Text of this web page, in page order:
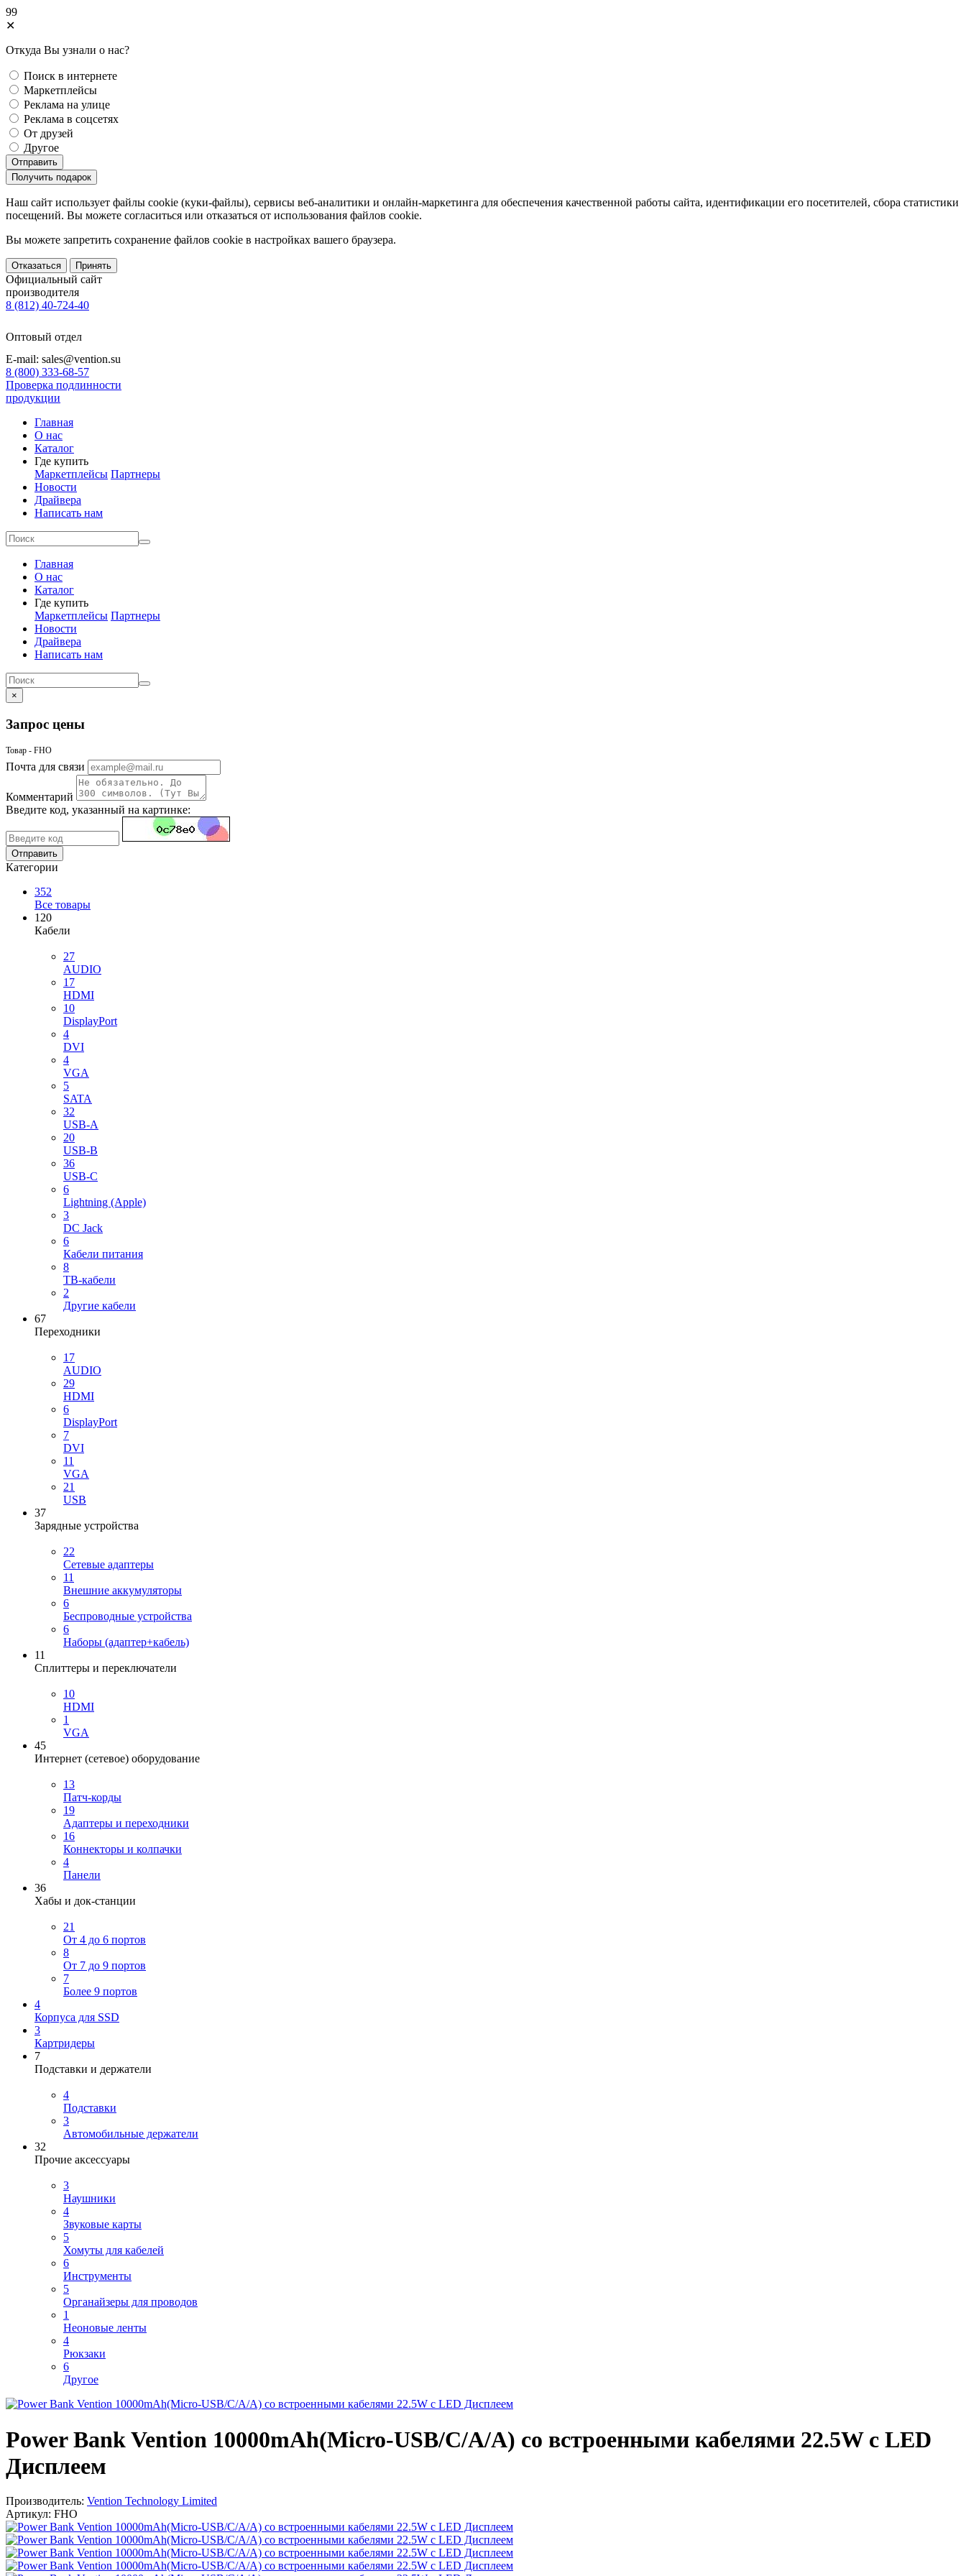
99
✕
Откуда Вы узнали о нас?
Поиск в интернете
Маркетплейсы
Реклама на улице
Реклама в соцсетях
От друзей
Другое
Отправить
Получить подарок
Наш сайт использует файлы cookie (куки-файлы), сервисы веб-аналитики и онлайн-маркетинга для обеспечения качественной работы сайта, идентификации его посетителей, сбора статистики
посещений. Вы можете согласиться или отказаться от использования файлов сookie.
Вы можете запретить сохранение файлов сookie в настройках вашего браузера.
Отказаться Принять
Официальный сайт
производителя
8 (812) 40-724-40
Оптовый отдел
E-mail: sales@vention.su
8 (800) 333-68-57
Проверка подлинности
продукции
Главная
О нас
Каталог
Где купить
Маркетплейсы Партнеры
Новости
Драйвера
Написать нам
Главная
О нас
Каталог
Где купить
Маркетплейсы Партнеры
Новости
Драйвера
Написать нам
×
Запрос цены
Товар - FHO
Почта для связи
Комментарий
Введите код, указанный на картинке:
Отправить
Категории
352
Все товары
120
Кабели
27
AUDIO
17
HDMI
10
DisplayPort
4
DVI
4
VGA
5
SATA
32
USB-A
20
USB-B
36
USB-C
6
Lightning (Apple)
3
DC Jack
6
Кабели питания
8
ТВ-кабели
2
Другие кабели
67
Переходники
17
AUDIO
29
HDMI
6
DisplayPort
7
DVI
11
VGA
21
USB
37
Зарядные устройства
22
Сетевые адаптеры
11
Внешние аккумуляторы
6
Беспроводные устройства
6
Наборы (адаптер+кабель)
11
Сплиттеры и переключатели
10
HDMI
1
VGA
45
Интернет (сетевое) оборудование
13
Патч-корды
19
Адаптеры и переходники
16
Коннекторы и колпачки
4
Панели
36
Хабы и док-станции
21
От 4 до 6 портов
8
От 7 до 9 портов
7
Более 9 портов
4
Корпуса для SSD
3
Картридеры
7
Подставки и держатели
4
Подставки
3
Автомобильные держатели
32
Прочие аксессуары
3
Наушники
4
Звуковые карты
5
Хомуты для кабелей
6
Инструменты
5
Органайзеры для проводов
1
Неоновые ленты
4
Рюкзаки
6
Другое
Power Bank Vention 10000mAh(Micro-USB/C/A/A) со встроенными кабелями 22.5W с LED
Дисплеем
Производитель: Vention Technology Limited
Артикул: FHO